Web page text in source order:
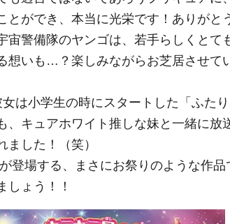
ができ、本当に光栄です！ありがと
宙警備隊のヤンゴは、若手らしくとて
想いも…？楽しみながらお芝居させて
は小学生の時にスタートした「ふた
、キュアホワイト推しな妹と一緒に放
した！（笑）
登場する、まさにお祭りのような作品
しょう！！